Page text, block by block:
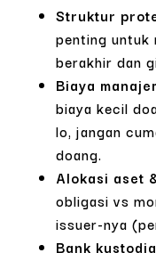
Struktur
penting
berakhir dan
Biaya
biaya kecil
lo, jangan
doang.
Alokasi aset
obligasi vs
issuer-nya
Bank